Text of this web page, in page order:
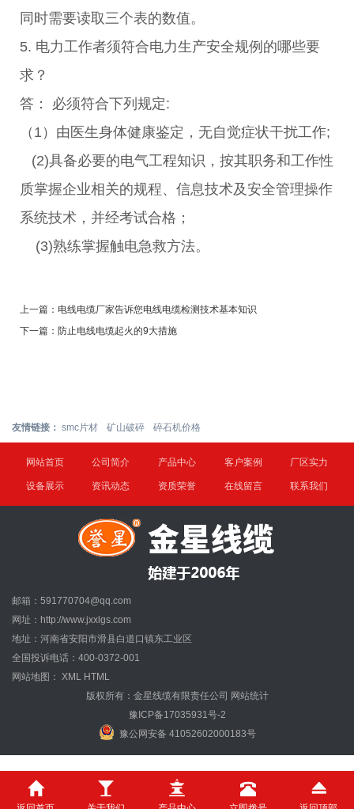
同时需要读取三个表的数值。
5. 电力工作者须符合电力生产安全规例的哪些要
求？
答： 必须符合下列规定:
（1）由医生身体健康鉴定，无自觉症状干扰工作;
(2)具备必要的电气工程知识，按其职务和工作性
质掌握企业相关的规程、信息技术及安全管理操作
系统技术，并经考试合格；
(3)熟练掌握触电急救方法。
上一篇： 电线电缆厂家告诉您电线电缆检测技术基本知识
下一篇： 防止电线电缆起火的9大措施
友情链接： smc片材 矿山破碎 碎石机价格
网站首页 公司简介 产品中心 客户案例 厂区实力
设备展示 资讯动态 资质荣誉 在线留言 联系我们
邮箱：591770704@qq.com
网址：http://www.jxxlgs.com
地址：河南省安阳市滑县白道口镇东工业区
全国投诉电话：400-0372-001
网站地图： XML HTML
版权所有：金星线缆有限责任公司 网站统计
豫ICP备17035931号-2
豫公网安备 41052602000183号